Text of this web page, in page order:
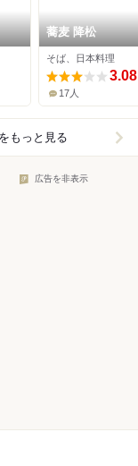
蕎麦 降松
そば、日本料理
3.08
17人
もっと見る
広告を非表示